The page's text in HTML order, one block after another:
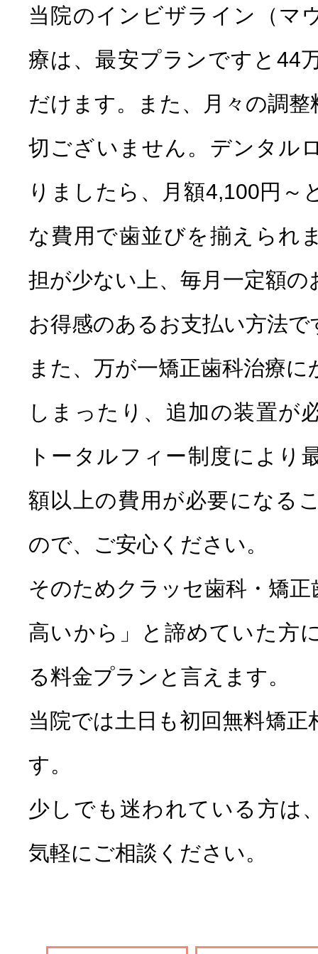
当院のインビザライン（マ
療は、最安プランですと44
だけます。また、月々の調
切ございません。デンタル
りましたら、月額4,100円～
な費用で歯並びを揃えられ
担が少ない上、毎月一定額
お得感のあるお支払い方法で
また、万が一矯正歯科治療
しまったり、追加の装置が
トータルフィー制度により
額以上の費用が必要になる
ので、ご安心ください。
そのためクラッセ歯科・矯
高いから」と諦めていた方
る料金プランと言えます。
当院では土日も初回無料矯
す。
少しでも迷われている方は
気軽にご相談ください。